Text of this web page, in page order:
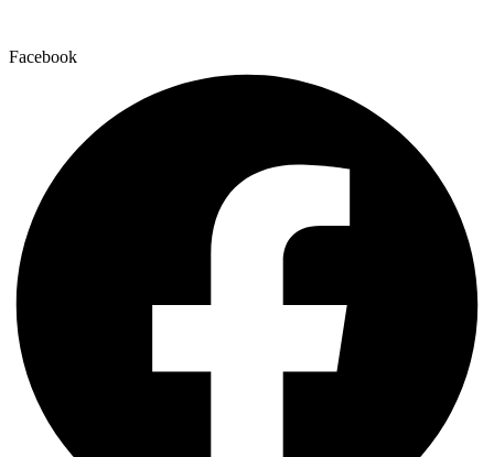
Facebook